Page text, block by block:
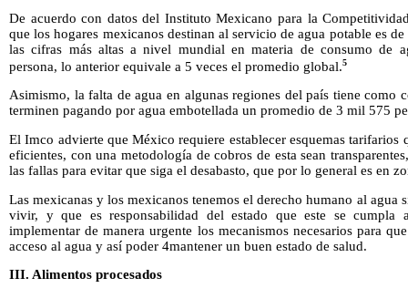
De acuerdo con datos del Instituto Mexicano para la
que los hogares mexicanos destinan al servicio de agua potable es
las cifras más altas a nivel mundial en materia de consumo de
persona, lo anterior equivale a 5 veces el promedio global.5
Asimismo, la falta de agua en algunas regiones del país tiene como
terminen pagando por agua embotellada un promedio de 3 mil 575
El Imco advierte que México requiere establecer esquemas tarifarios
eficientes, con una metodología de cobros de esta sean
las fallas para evitar que siga el desabasto, que por lo general es en
Las mexicanas y los mexicanos tenemos el derecho humano al agua
vivir, y que es responsabilidad del estado que este se cumpla
implementar de manera urgente los mecanismos necesarios para
acceso al agua y así poder 4mantener un buen estado de salud.
III. Alimentos procesados